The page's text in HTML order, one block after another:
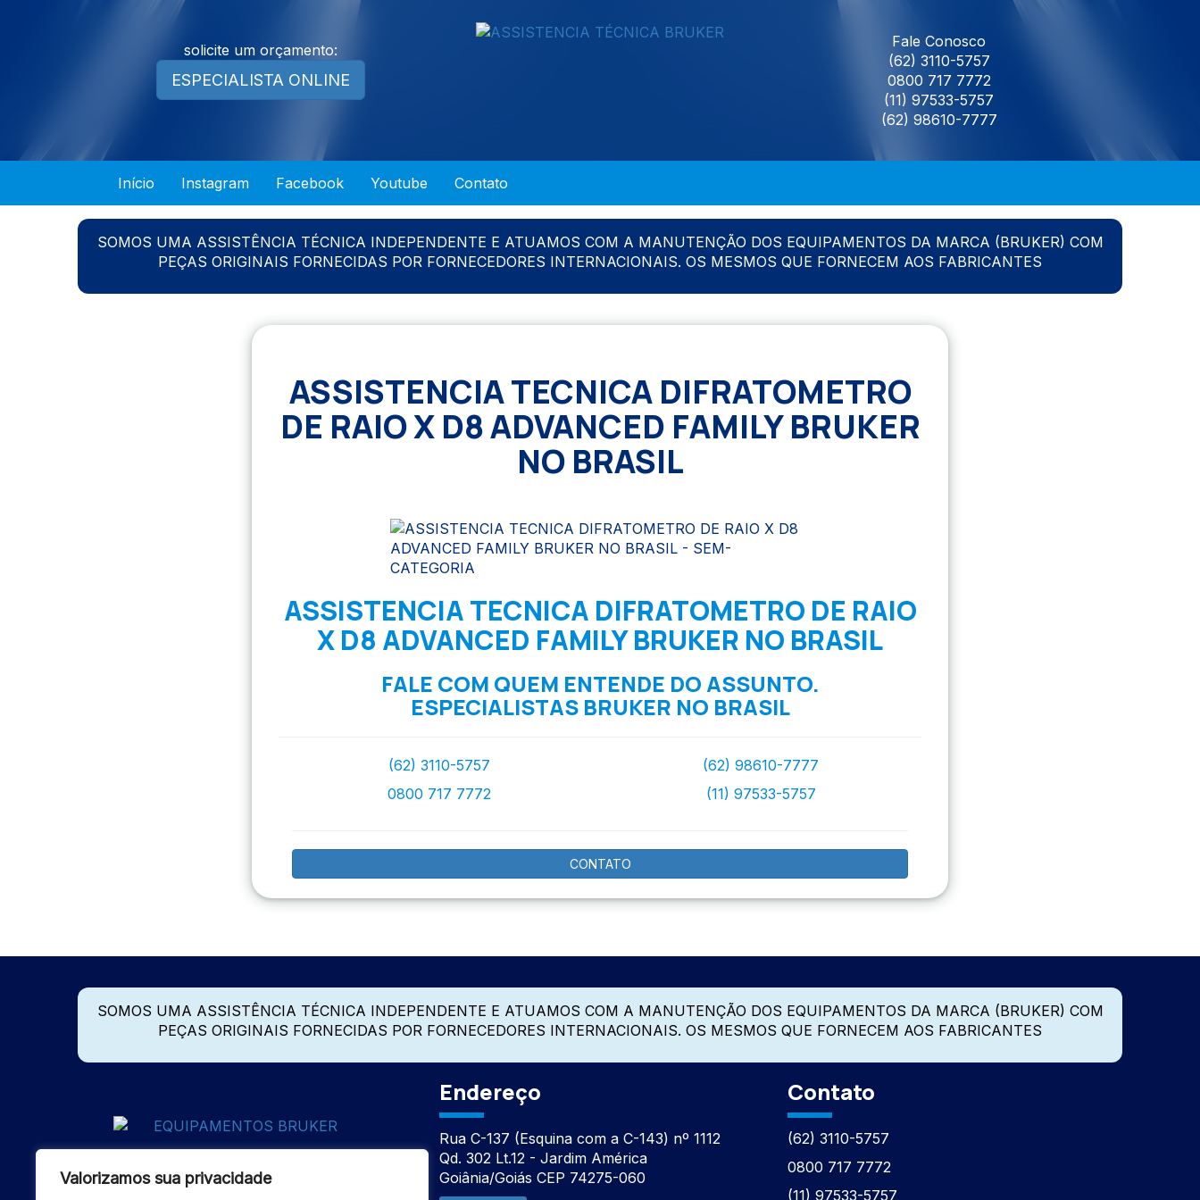
Valorizamos sua privacidade
solicite um orçamento:
ESPECIALISTA ONLINE
Fale Conosco
(62) 3110-5757
0800 717 7772
(11) 97533-5757
(62) 98610-7777
Início Instagram Facebook Youtube Contato
SOMOS UMA ASSISTÊNCIA TÉCNICA INDEPENDENTE E ATUAMOS COM A MANUTENÇÃO DOS EQUIPAMENTOS DA MARCA (BRUKER) COM
PEÇAS ORIGINAIS FORNECIDAS POR FORNECEDORES INTERNACIONAIS. OS MESMOS QUE FORNECEM AOS FABRICANTES
ASSISTENCIA TECNICA DIFRATOMETRO
DE RAIO X D8 ADVANCED FAMILY BRUKER
NO BRASIL
ASSISTENCIA TECNICA DIFRATOMETRO DE RAIO
X D8 ADVANCED FAMILY BRUKER NO BRASIL
FALE COM QUEM ENTENDE DO ASSUNTO.
ESPECIALISTAS BRUKER NO BRASIL
(62) 3110-5757
0800 717 7772
(62) 98610-7777
(11) 97533-5757
CONTATO
SOMOS UMA ASSISTÊNCIA TÉCNICA INDEPENDENTE E ATUAMOS COM A MANUTENÇÃO DOS EQUIPAMENTOS DA MARCA (BRUKER) COM
PEÇAS ORIGINAIS FORNECIDAS POR FORNECEDORES INTERNACIONAIS. OS MESMOS QUE FORNECEM AOS FABRICANTES
Endereço
Rua C-137 (Esquina com a C-143) nº 1112
Qd. 302 Lt.12 - Jardim América
Goiânia/Goiás CEP 74275-060
Contato
(62) 3110-5757
0800 717 7772
(11) 97533-5757